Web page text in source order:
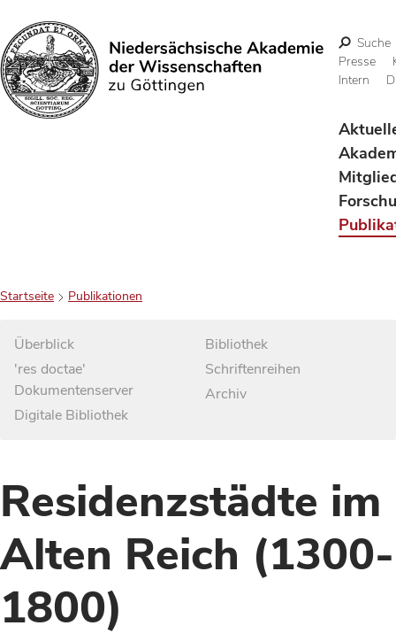
Suchen
Suche
Presse
Intern
Startseite Publikationen
Überblick
'res doctae'
Dokumentenserver
Digitale Bibliothek
Bibliothek
Schriftenreihen
Archiv
Residenzstädte im
Alten Reich (1300-
1800)